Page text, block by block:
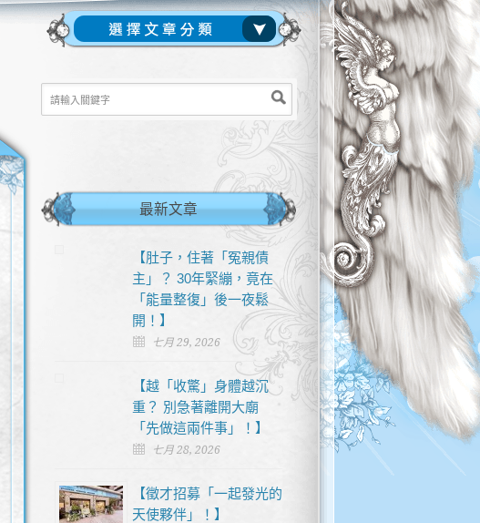
最新文章
【肚子，住著「冤親債
主」？ 30年緊繃，竟在
「能量整復」後一夜鬆
開！】
七月 29, 2026
【越「收驚」身體越沉
重？ 別急著離開大廟
「先做這兩件事」！】
七月 28, 2026
【徵才招募「一起發光的
天使夥伴」！】